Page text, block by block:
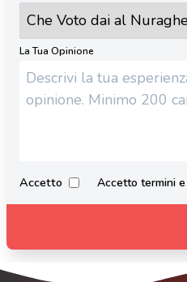
La Tua Opinione
Accetto Accetto termini